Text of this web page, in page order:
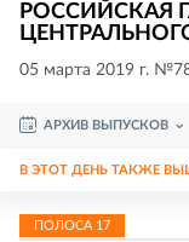
РОССИЙСКАЯ
05 марта 2019 г.
АРХИВ ВЫПУСКОВ
В ЭТОТ ДЕНЬ ТАКЖЕ
ПОЛОСА 17